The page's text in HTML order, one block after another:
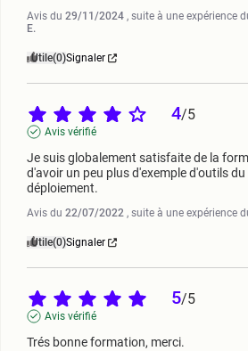
Avis du 29/11/2024 , suite à une expérience
E.
Utile(0)Signaler
4/5
Avis vérifié
Je suis globalement satisfaite de la
d'avoir un peu plus d'exemple d'outils
déploiement.
Avis du 22/07/2022 , suite à une expérience
Utile(0)Signaler
5/5
Avis vérifié
Trés bonne formation, merci.